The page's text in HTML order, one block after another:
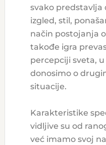
svako predstavlja
izgled, stil,
način postojanja
takođe igra
percepciji sveta,
donosimo o
situacije.
Karakteristike
vidljive su od
već imamo svoj